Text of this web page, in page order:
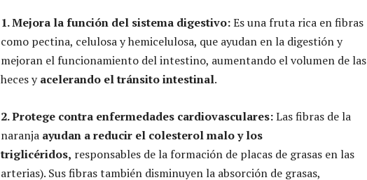
1. Mejora la función del sistema digestivo:Es una fruta rica en fibras
como pectina, celulosa y hemicelulosa, que ayudan en la digestión y
mejoran el funcionamiento del intestino, aumentando el volumen de las
heces yacelerando el tránsito intestinal.
2. Protege contra enfermedades cardiovasculares:Las fibras de la
naranja ayudan a reducir el colesterol malo y los
triglicéridos, responsables de la formación de placas de grasas en las
arterias). Sus fibras también disminuyen la absorción de grasas,